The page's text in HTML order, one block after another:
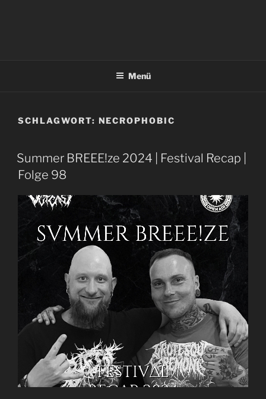
Menü
SCHLAGWORT: NECROPHOBIC
Summer BREEE!ze 2024 | Festival Recap |
Folge 98